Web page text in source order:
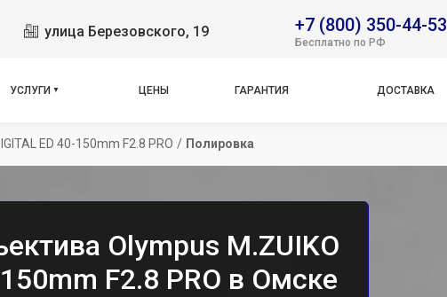
улица Березовского, 19 +7 (800) 350-44-53
Бесплатно по РФ
УСЛУГИ ЦЕНЫ ГАРАНТИЯ ДОСТАВКА
ED 40-150mm F2.8 PRO / Полировка
Olympus M.ZUIKO
F2.8 PRO в Омске